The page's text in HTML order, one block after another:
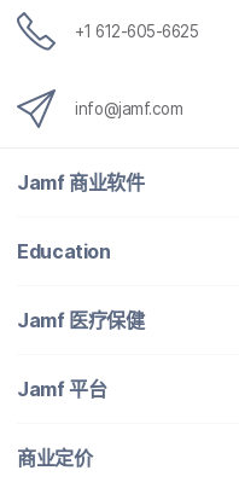
+1 612-605-6625
info@jamf.com
Jamf 商业​软件
Education
Jamf 医​疗​保健
Jamf平台
商业定​价